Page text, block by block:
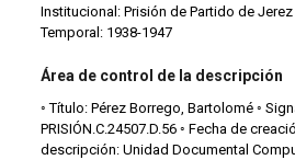
Institucional: Prisión de Partido de Jerez
Temporal: 1938-1947
Área de control de la descripción
◦ Título: Pérez Borrego, Bartolomé ◦
PRISIÓN.C.24507.D.56 ◦ Fecha de
descripción: Unidad Documental